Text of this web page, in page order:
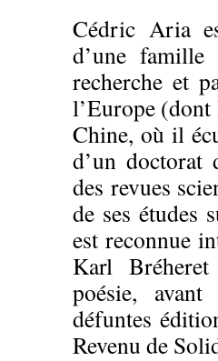
Cédric Aria
d’une famille
recherche et
l’Europe
Chine, où il
d’un doctorat
des revues
de ses études
est reconnue
Karl
poésie,
défuntes
Revenu de